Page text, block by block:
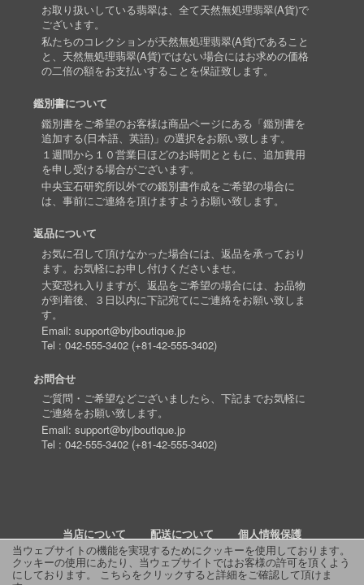
当ウェブサイトの機能を実現するためにクッキーを使用しております。
クッキーの使用にあたり、当ウェブサイトではお客様の許可を頂くよう
にしております。 こちらをクリックすると詳細をご確認して頂けま
お取り扱いしている翡翠は、全て天然無処理翡翠(A貨)で
ございます。
私たちのコレクションが天然無処理翡翠(A貨)であること
と、天然無処理翡翠(A貨)ではない場合にはお求めの価格
の二倍の額をお支払いすることを保証致します。
鑑別書について
鑑別書をご希望のお客様は商品ページにある「鑑別書を
追加する(日本語、英語)」の選択をお願い致します。
１週間から１０営業日ほどのお時間とともに、追加費用
を申し受ける場合がございます。
中央宝石研究所以外での鑑別書作成をご希望の場合に
は、事前にご連絡を頂けますようお願い致します。
返品について
お気に召して頂けなかった場合には、返品を承っており
ます。お気軽にお申し付けくださいませ。
大変恐れ入りますが、返品をご希望の場合には、お品物
が到着後、３日以内に下記宛てにご連絡をお願い致しま
す。
Email: support@byjboutique.jp
Tel : 042-555-3402(+81-42-555-3402)
お問合せ
ご質問・ご希望などございましたら、下記までお気軽に
ご連絡をお願い致します。
Email: support@byjboutique.jp
Tel : 042-555-3402(+81-42-555-3402)
当店について 配送について
個人情報保護
詳細検索
よくあるご質問 お問い合わせ RSS